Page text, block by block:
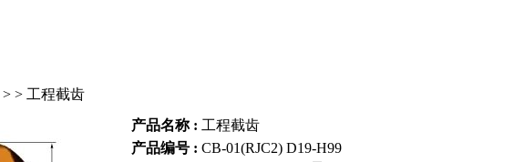
> > 工程截齿
产品名称 : 工程截齿
产品编号 : CB-01(RJC2) D19-H99